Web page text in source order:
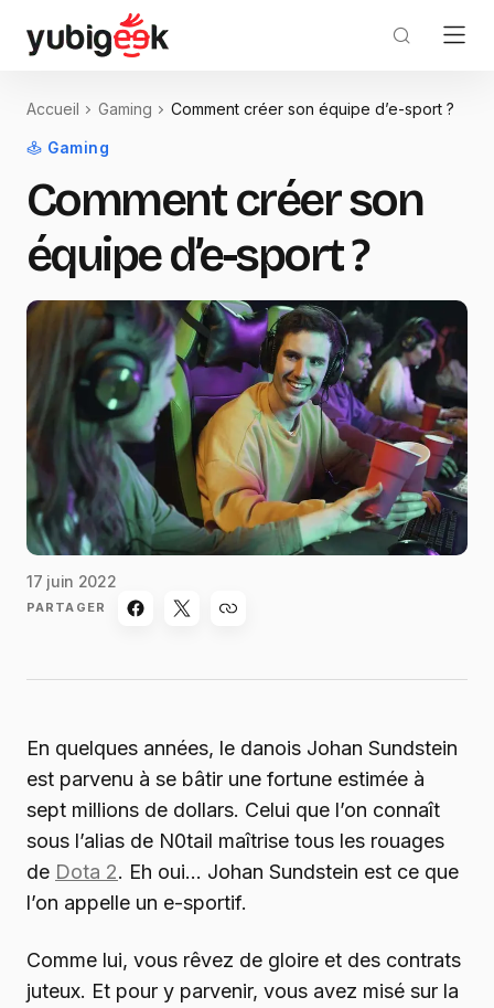
Accueil Gaming Comment créer son équipe d’e-sport ?
Gaming
Comment créer son
équipe d’e-sport ?
17 juin 2022
PARTAGER
En quelques années, le danois Johan Sundstein
est parvenu à se bâtir une fortune estimée à
sept millions de dollars. Celui que l’on connaît
sous l’alias de N0tail maîtrise tous les rouages
de Dota 2. Eh oui… Johan Sundstein est ce que
l’on appelle un e-sportif.
Comme lui, vous rêvez de gloire et des contrats
juteux. Et pour y parvenir, vous avez misé sur la